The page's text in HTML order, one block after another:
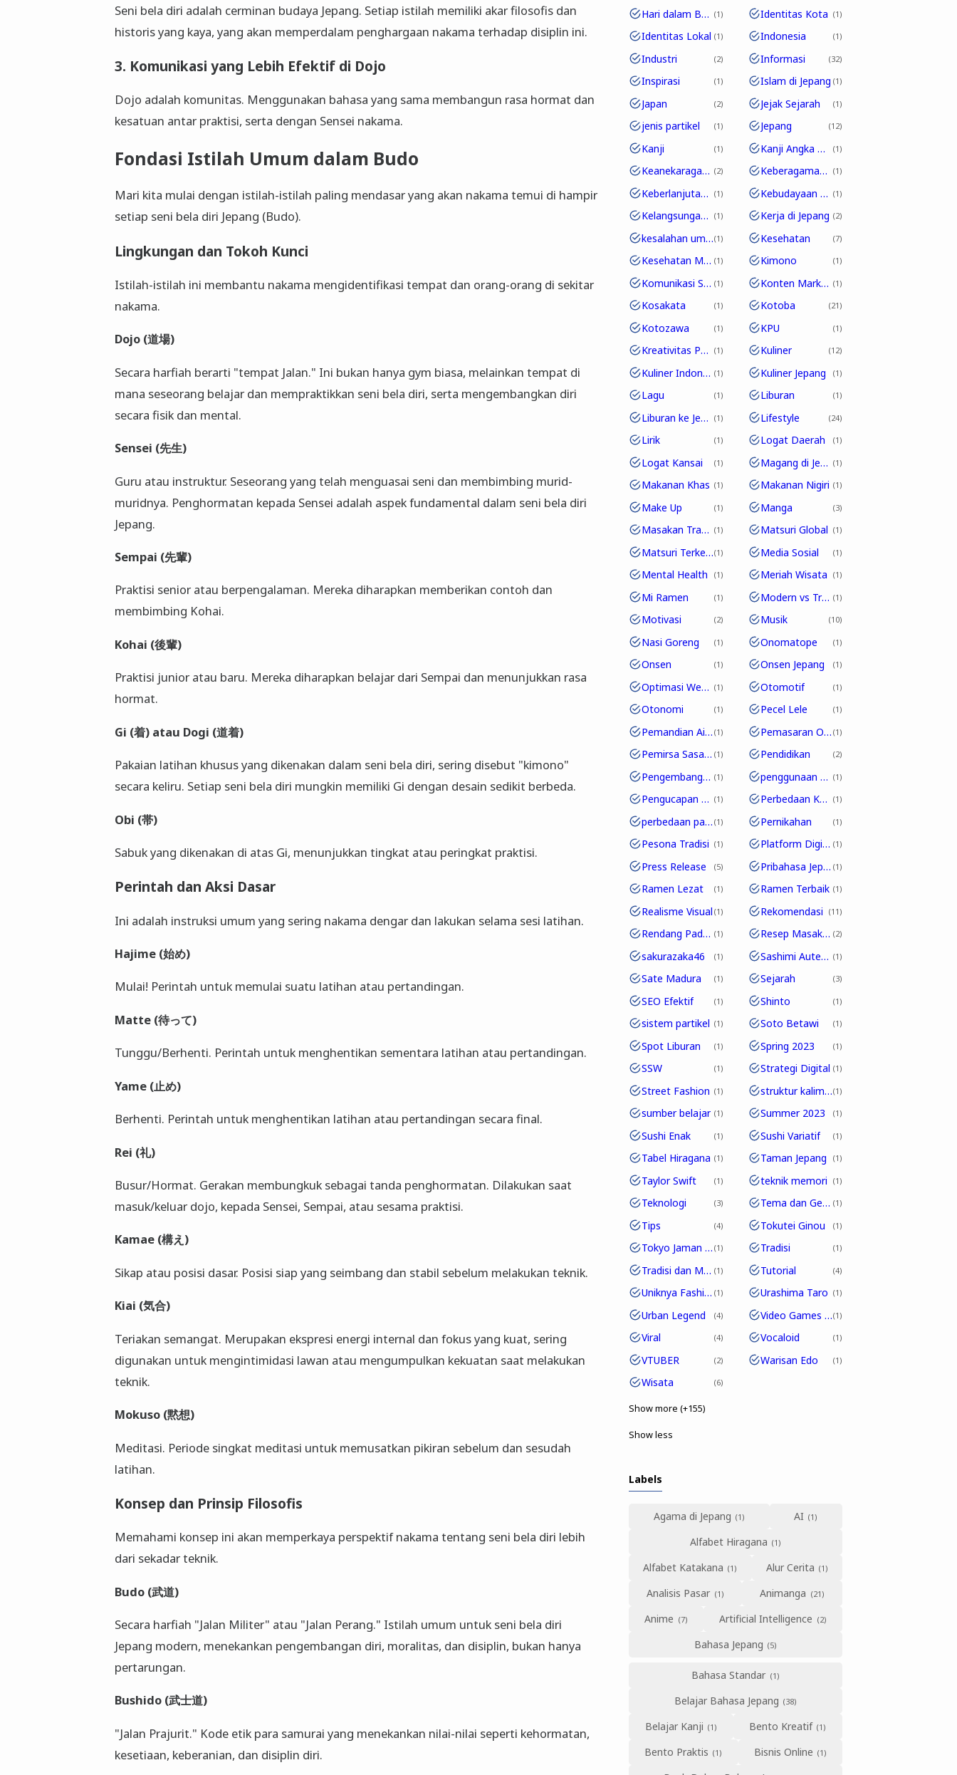
Seni bela diri adalah cerminan budaya Jepang. Setiap istilah memiliki akar filosofis dan
historis yang kaya, yang akan memperdalam penghargaan nakama terhadap disiplin ini.
3. Komunikasi yang Lebih Efektif di Dojo
Dojo adalah komunitas. Menggunakan bahasa yang sama membangun rasa hormat dan
kesatuan antar praktisi, serta dengan Sensei nakama.
Fondasi Istilah Umum dalam Budo
Mari kita mulai dengan istilah-istilah paling mendasar yang akan nakama temui di hampir
setiap seni bela diri Jepang (Budo).
Lingkungan dan Tokoh Kunci
Istilah-istilah ini membantu nakama mengidentifikasi tempat dan orang-orang di sekitar
nakama.
Dojo (道場)
Secara harfiah berarti "tempat Jalan." Ini bukan hanya gym biasa, melainkan tempat di
mana seseorang belajar dan mempraktikkan seni bela diri, serta mengembangkan diri
secara fisik dan mental.
Sensei (先生)
Guru atau instruktur. Seseorang yang telah menguasai seni dan membimbing murid-
muridnya. Penghormatan kepada Sensei adalah aspek fundamental dalam seni bela diri
Jepang.
Sempai (先輩)
Praktisi senior atau berpengalaman. Mereka diharapkan memberikan contoh dan
membimbing Kohai.
Kohai (後輩)
Praktisi junior atau baru. Mereka diharapkan belajar dari Sempai dan menunjukkan rasa
hormat.
Gi (着) atau Dogi (道着)
Pakaian latihan khusus yang dikenakan dalam seni bela diri, sering disebut "kimono"
secara keliru. Setiap seni bela diri mungkin memiliki Gi dengan desain sedikit berbeda.
Obi (帯)
Sabuk yang dikenakan di atas Gi, menunjukkan tingkat atau peringkat praktisi.
Perintah dan Aksi Dasar
Ini adalah instruksi umum yang sering nakama dengar dan lakukan selama sesi latihan.
Hajime (始め)
Mulai! Perintah untuk memulai suatu latihan atau pertandingan.
Matte (待って)
Tunggu/Berhenti. Perintah untuk menghentikan sementara latihan atau pertandingan.
Yame (止め)
Berhenti. Perintah untuk menghentikan latihan atau pertandingan secara final.
Rei (礼)
Busur/Hormat. Gerakan membungkuk sebagai tanda penghormatan. Dilakukan saat
masuk/keluar dojo, kepada Sensei, Sempai, atau sesama praktisi.
Kamae (構え)
Sikap atau posisi dasar. Posisi siap yang seimbang dan stabil sebelum melakukan teknik.
Kiai (気合)
Teriakan semangat. Merupakan ekspresi energi internal dan fokus yang kuat, sering
digunakan untuk mengintimidasi lawan atau mengumpulkan kekuatan saat melakukan
teknik.
Mokuso (黙想)
Meditasi. Periode singkat meditasi untuk memusatkan pikiran sebelum dan sesudah
latihan.
Konsep dan Prinsip Filosofis
Memahami konsep ini akan memperkaya perspektif nakama tentang seni bela diri lebih
dari sekadar teknik.
Budo (武道)
Secara harfiah "Jalan Militer" atau "Jalan Perang." Istilah umum untuk seni bela diri
Jepang modern, menekankan pengembangan diri, moralitas, dan disiplin, bukan hanya
pertarungan.
Bushido (武士道)
"Jalan Prajurit." Kode etik para samurai yang menekankan nilai-nilai seperti kehormatan,
kesetiaan, keberanian, dan disiplin diri.
Hari dalam Bahasa Jepang 1 Identitas Kota 1
Identitas Lokal 1 Indonesia 1
Industri 2 Informasi 32
Inspirasi 1 Islam di Jepang 1
Japan 2 Jejak Sejarah 1
jenis partikel 1 Jepang 12
Kanji 1 Kanji Angka Dalam Bahasa Jepang 1
Keanekaragaman Budaya 2 Keberagaman Budaya 1
Keberlanjutan Bahasa 1 Kebudayaan Pop Jepang 1
Kelangsungan Edo-ben 1 Kerja di Jepang 2
kesalahan umum 1 Kesehatan 7
Kesehatan Mental 1 Kimono 1
Komunikasi Sehari-hari 1 Konten Marketing 1
Kosakata 1 Kotoba 21
Kotozawa 1 KPU 1
Kreativitas Pakaian 1 Kuliner 12
Kuliner Indonesia 1 Kuliner Jepang 1
Lagu 1 Liburan 1
Liburan ke Jepang 1 Lifestyle 24
Lirik 1 Logat Daerah 1
Logat Kansai 1 Magang di Jepang 1
Makanan Khas 1 Makanan Nigiri 1
Make Up 1 Manga 3
Masakan Tradisional 1 Matsuri Global 1
Matsuri Terkenal 1 Media Sosial 1
Mental Health 1 Meriah Wisata 1
Mi Ramen 1 Modern vs Tradisional 1
Motivasi 2 Musik 10
Nasi Goreng 1 Onomatope 1
Onsen 1 Onsen Jepang 1
Optimasi Website 1 Otomotif 1
Otonomi 1 Pecel Lele 1
Pemandian Air Panas 1 Pemasaran Online 1
Pemirsa Sasaran 1 Pendidikan 2
Pengembangan Karakter 1 penggunaan partikel 1
Pengucapan Unik 1 Perbedaan Kosakata 1
perbedaan partikel 1 Pernikahan 1
Pesona Tradisi 1 Platform Digital 1
Press Release 5 Pribahasa Jepang 1
Ramen Lezat 1 Ramen Terbaik 1
Realisme Visual 1 Rekomendasi 11
Rendang Padang 1 Resep Masakan 2
sakurazaka46 1 Sashimi Autentik 1
Sate Madura 1 Sejarah 3
SEO Efektif 1 Shinto 1
sistem partikel 1 Soto Betawi 1
Spot Liburan 1 Spring 2023 1
SSW 1 Strategi Digital 1
Street Fashion 1 struktur kalimat 1
sumber belajar 1 Summer 2023 1
Sushi Enak 1 Sushi Variatif 1
Tabel Hiragana 1 Taman Jepang 1
Taylor Swift 1 teknik memori 1
Teknologi 3 Tema dan Genre 1
Tips 4 Tokutei Ginou 1
Tokyo Jaman Edo 1 Tradisi 1
Tradisi dan Modernitas 1 Tutorial 4
Uniknya Fashion Jepang 1 Urashima Taro 1
Urban Legend 4 Video Games Jepang 1
Viral 4 Vocaloid 1
VTUBER 2 Warisan Edo 1
Wisata 6
Show more (+155)
Show less
Labels
Agama di Jepang
AI
Alfabet Hiragana
Alfabet Katakana
Alur Cerita
Analisis Pasar
Animanga
Anime
Artificial Intelligence
Bahasa Jepang
Bahasa Standar
Belajar Bahasa Jepang
Belajar Kanji
Bento Kreatif
Bento Praktis
Bisnis Online